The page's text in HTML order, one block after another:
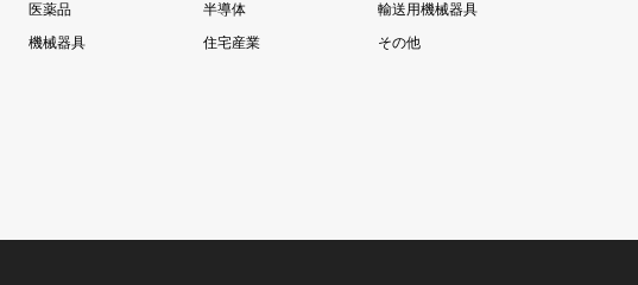
医薬品 半導体
輸送用機械器具
機械器具 住宅産業 その他